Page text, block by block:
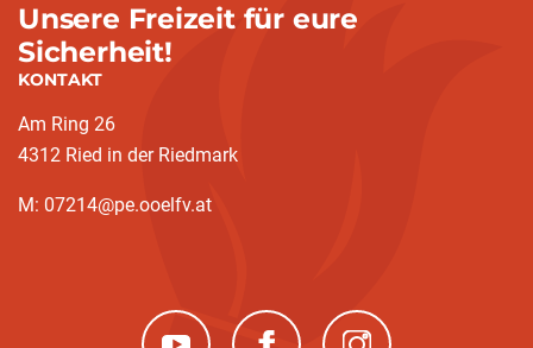
Unsere Freizeit für eure
Sicherheit!
KONTAKT
Am Ring 26
4312 Ried in der Riedmark
M: 07214@pe.ooelfv.at